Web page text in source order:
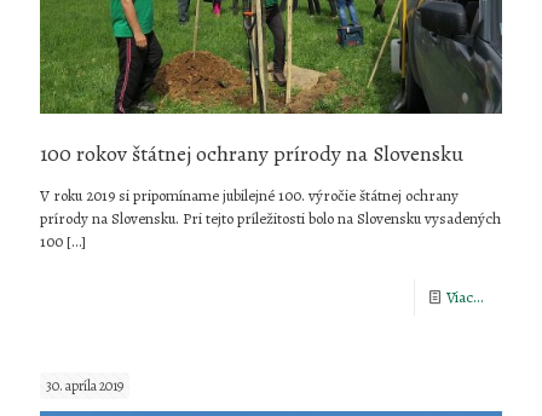
100 rokov štátnej ochrany prírody na Slovensku
V roku 2019 si pripomíname jubilejné 100. výročie štátnej ochrany
prírody na Slovensku. Pri tejto príležitosti bolo na Slovensku vysadených
100 […]
Viac...
30. apríla 2019